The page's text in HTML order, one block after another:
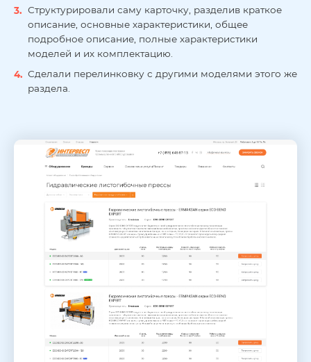
Структурировали саму карточку, разделив краткое
описание, основные характеристики, общее
подробное описание, полные характеристики
моделей и их комплектацию.
Сделали перелинковку с другими моделями этого же
раздела.